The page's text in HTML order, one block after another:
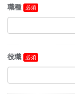
職種
役職